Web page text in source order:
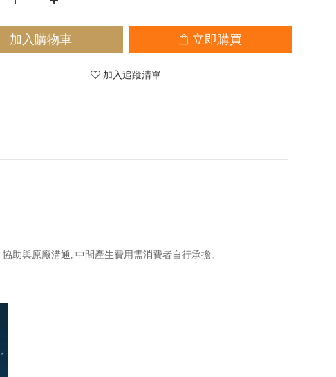
加入購物車 立即購買
加入追蹤清單
助與原廠溝通, 中間產生費用需消費者自行承擔。